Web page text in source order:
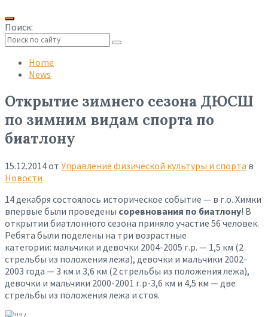
Поиск:
search
Home
News
Открытие зимнего сезона ДЮСШ
по зимним видам спорта по
биатлону
15.12.2014от Управление физической культуры и спорта в
Новости
14 декабря состоялось историческое событие — в г.о. Химки
впервые были проведены соревнования по биатлону! В
открытии биатлонного сезона приняло участие 56 человек.
Ребята были поделены на три возрастные
категории: мальчики и девочки 2004-2005 г.р. — 1,5 км (2
стрельбы из положения лежа), девочки и мальчики 2002-
2003 года — 3 км и 3,6 км (2 стрельбы из положения лежа),
девочки и мальчики 2000-2001 г.р-3,6 км и 4,5 км — две
стрельбы из положения лежа и стоя.